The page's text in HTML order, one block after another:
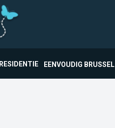
RESIDENTIE EENVOUDIG BRUSSEL